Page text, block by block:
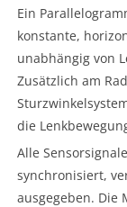
Ein
konstante,
unabhängig von
Zusätzlich am
die
Alle
synchronisiert,
ausgegeben. Die